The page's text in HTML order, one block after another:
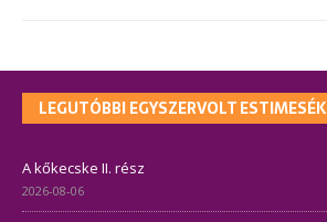
LEGUTÓBBI EGYSZERVOLT ESTIMESÉK
A kőkecske II. rész
2026-08-06